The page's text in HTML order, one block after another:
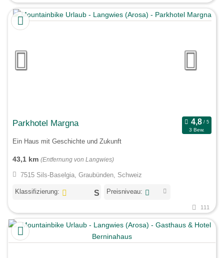
Parkhotel Margna
3 Bew.
Ein Haus mit Geschichte und Zukunft
43,1 km (Entfernung von Langwies)
7515 Sils-Baselgia, Graubünden, Schweiz
Klassifizierung: Preisniveau:
111